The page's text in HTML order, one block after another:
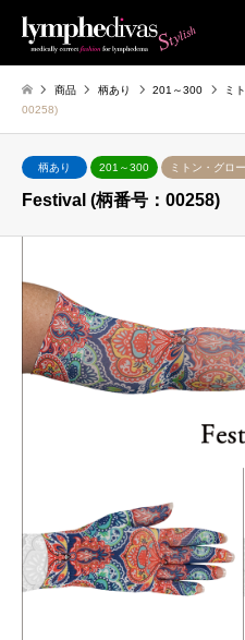
商品 柄あり 201～300 ミ
00258)
柄あり 201～300 ミトン・グロ
Festival (柄番号：00258)